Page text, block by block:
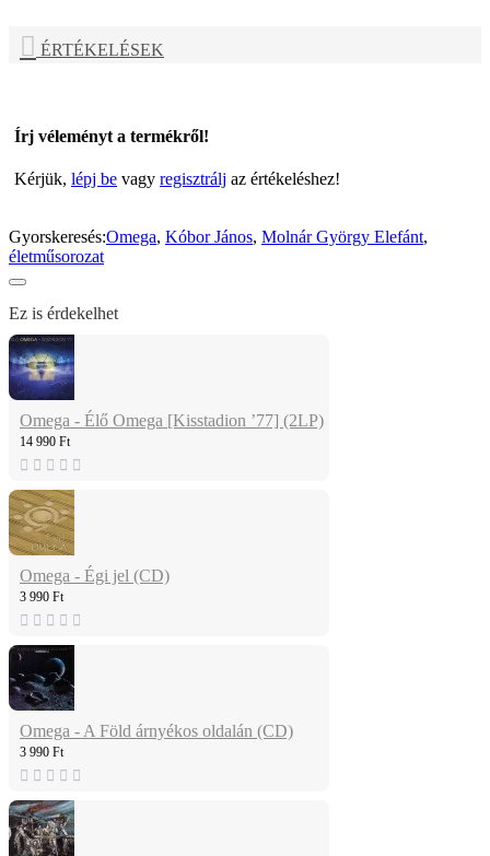
ÉRTÉKELÉSEK
Írj véleményt a termékről!
Kérjük, lépj be vagy regisztrálj az értékeléshez!
Gyorskeresés:Omega, Kóbor János, Molnár György Elefánt,
életműsorozat
Ez is érdekelhet
Omega - Élő Omega [Kisstadion ’77] (2LP)
14 990 Ft
Omega - Égi jel (CD)
3 990 Ft
Omega - A Föld árnyékos oldalán (CD)
3 990 Ft